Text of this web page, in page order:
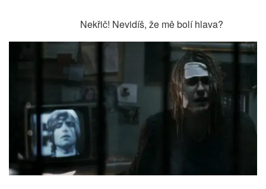
Nekřič! Nevidíš, že mě bolí hlava?